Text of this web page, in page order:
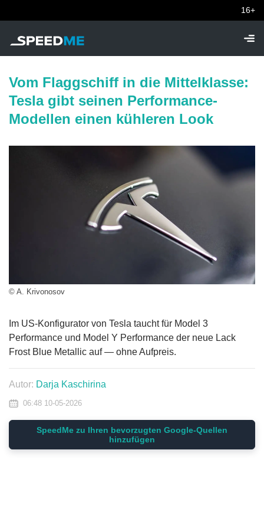
16+
Vom Flaggschiff in die Mittelklasse:
Tesla gibt seinen Performance-
Modellen einen kühleren Look
© A. Krivonosov
Im US-Konfigurator von Tesla taucht für Model 3
Performance und Model Y Performance der neue Lack
Frost Blue Metallic auf — ohne Aufpreis.
Autor: Darja Kaschirina
06:48 10-05-2026
SpeedMe zu Ihren bevorzugten Google-Quellen
hinzufügen